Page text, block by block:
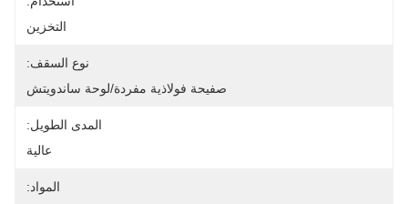
التخزين
نوع السقف:
صفيحة فولاذية مفردة/لوحة ساندويتش
المدى الطويل:
عالية
المواد: